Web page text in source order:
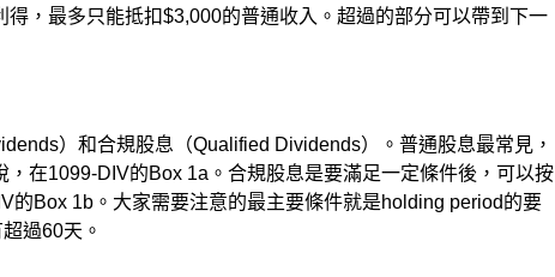
，最多只能抵扣$3,000的普通收入。超過的部分可以帶到下一
）和合規股息（Qualified Dividends）。普通股息最常見，
在1099-DIV的Box 1a。合規股息是要滿足一定條件後，可以按
的Box 1b。大家需要注意的最主要條件就是holding period的要
過60天。